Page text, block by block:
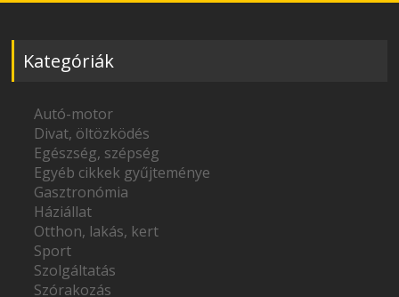
Kategóriák
Autó-motor
Divat, öltözködés
Egészség, szépség
Egyéb cikkek gyűjteménye
Gasztronómia
Háziállat
Otthon, lakás, kert
Sport
Szolgáltatás
Szórakozás